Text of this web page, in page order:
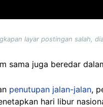
layar postingan salah,
sama juga beredar
penutupan jalan-jalan,
hari libur